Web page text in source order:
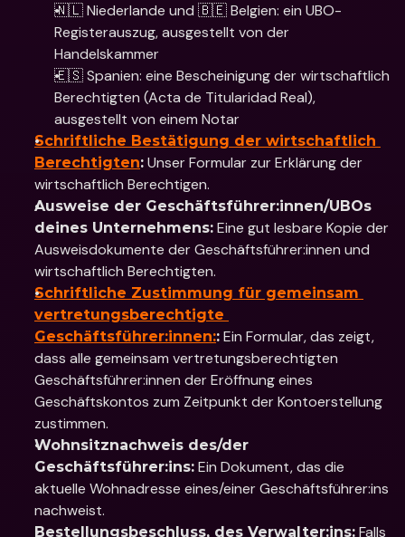
🇳🇱 Niederlande und 🇧🇪 Belgien: ein UBO-
Registerauszug, ausgestellt von der
Handelskammer
🇪🇸 Spanien: eine Bescheinigung der wirtschaftlich
Berechtigten (Acta de Titularidad Real),
ausgestellt von einem Notar
Schriftliche Bestätigung der wirtschaftlich
Berechtigten: Unser Formular zur Erklärung der
wirtschaftlich Berechtigen.
Ausweise der Geschäftsführer:innen/UBOs
deines Unternehmens: Eine gut lesbare Kopie der
Ausweisdokumente der Geschäftsführer:innen und
wirtschaftlich Berechtigten.
Schriftliche Zustimmung für gemeinsam
vertretungsberechtigte
Geschäftsführer:innen:: Ein Formular, das zeigt,
dass alle gemeinsam vertretungsberechtigten
Geschäftsführer:innen der Eröffnung eines
Geschäftskontos zum Zeitpunkt der Kontoerstellung
zustimmen.
Wohnsitznachweis des/der
Geschäftsführer:ins: Ein Dokument, das die
aktuelle Wohnadresse eines/einer Geschäftsführer:ins
nachweist.
Bestellungsbeschluss, des Verwalter:ins: Falls